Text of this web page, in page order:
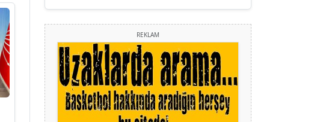
Köşe Yazarı
YILMAZ DURMAZ
Köşe Yazarı
GÜLPERİ ALTUN KILIÇ
REKLAM